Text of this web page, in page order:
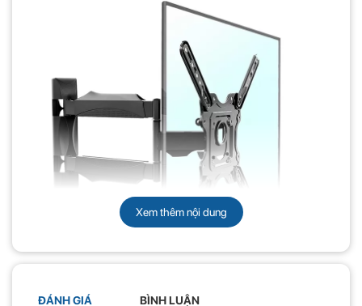
Xem thêm nội dung
ĐÁNH GIÁ BÌNH LUẬN